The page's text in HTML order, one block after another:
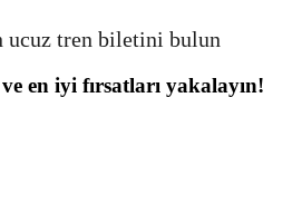
ucuz tren biletini bulun
en iyi fırsatları yakalayın!